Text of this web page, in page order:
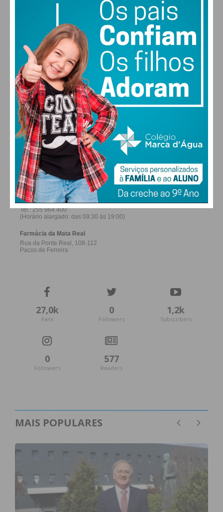
SÁB DOM
28°
SEG
30
TER
FARMACIAS DE SERVIÇO EM PAÇOS DE
FERREIRA
27,0k
Fans
0
Followers
1,2k
Subscribers
0
Followers
577
Readers
MAIS POPULARES